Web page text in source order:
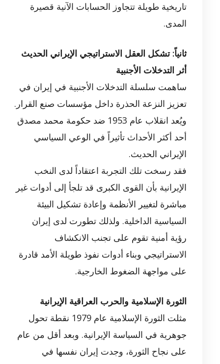
تاريخية طويلة تتجاوز الحسابات الآنية قصيرة
المدى.
ثانياً: تشكل العقل الاستراتيجي الإيراني الحديث
أثر التدخلات الأجنبية
ساهمت سلسلة التدخلات الأجنبية في إيران في
تعزيز النزعة الحذرة داخل مؤسسات صنع القرار.
ويُعد انقلاب عام 1953 ضد حكومة محمد مصدق
أحد أكثر الأحداث تأثيراً في الوعي السياسي
الإيراني الحديث.
فقد رسخت تلك التجربة اعتقاداً لدى النخب
الإيرانية بأن القوى الكبرى قد تلجأ إلى أدوات غير
مباشرة لتغيير الأنظمة وإعادة تشكيل البيئة
السياسية الداخلية. ولذلك تطورت لدى إيران
رؤية أمنية تقوم على تجنب الانكشاف
الاستراتيجي وبناء أدوات نفوذ طويلة الأمد قادرة
على مواجهة الضغوط الخارجية.
الثورة الإسلامية والحرب العراقية الإيرانية
مثلت الثورة الإسلامية عام 1979 نقطة تحول
جوهرية في السياسة الإيرانية. وبعد أقل من عام
على نجاح الثورة، وجدت إيران نفسها في